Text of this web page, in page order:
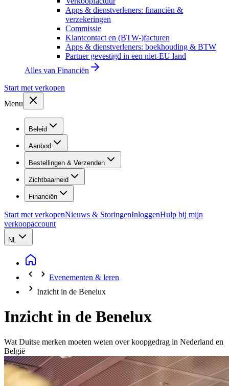
Apps & dienstverleners: financiën &
verzekeringen
Commissie
Klantcontact en (BTW-)facturen
Apps & dienstverleners: boekhouding & BTW
Partner gevestigd in een niet-EU land
Alles van Financiën
Start met verkopen
Menu
Beleid
Aanbod
Bestellingen & Verzenden
Zichtbaarheid
Financiën
Start met verkopenNieuws & StoringenInloggenHulp bij mijn
verkoopaccount
NL
Evenementen & leren
Inzicht in de Benelux
Inzicht in de Benelux
Wat Duitse merken moeten weten over koopgedrag in Nederland en
België